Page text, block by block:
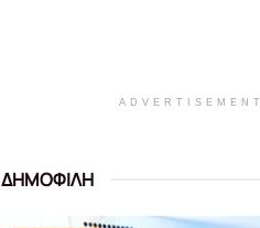
ADVERTISEMENT
ΔΗΜΟΦΙΛΗ